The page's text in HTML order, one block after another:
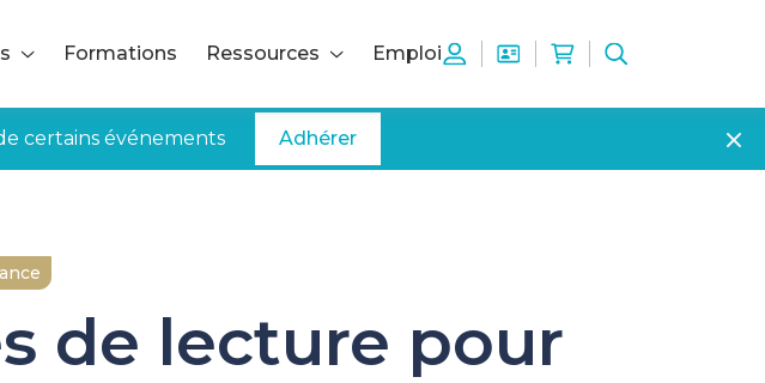
Formations Ressources Emploi
certains événements Adhérer
de lecture pour